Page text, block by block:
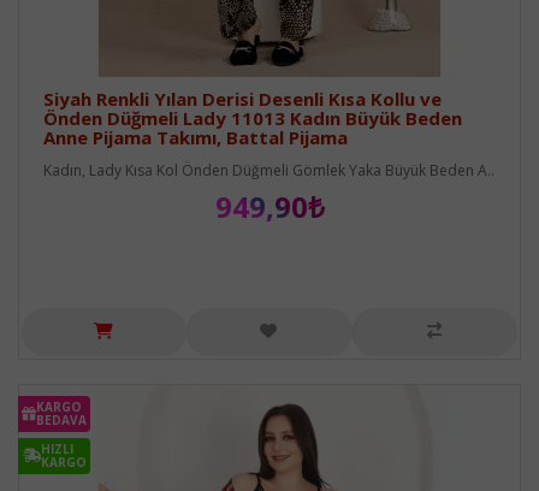
Siyah Renkli Yılan Derisi Desenli Kısa Kollu ve
Önden Düğmeli Lady 11013 Kadın Büyük Beden
Anne Pijama Takımı, Battal Pijama
Kadın, Lady Kısa Kol Önden Düğmeli Gömlek Yaka Büyük Beden A..
949,90₺
KARGO
BEDAVA
HIZLI
KARGO